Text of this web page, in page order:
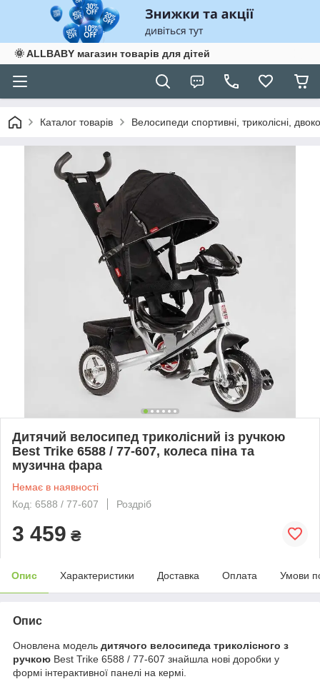
🌞 ALLBABY магазин товарів для дітей
Каталог товарів Велосипеди спортивні, триколісні,
Дитячий велосипед триколісний із ручкою
Best Trike 6588 / 77-607, колеса піна та
музична фара
Немає в наявності
Код: 6588 / 77-607
Роздріб
3 459 ₴
Опис Характеристики Доставка Оплата Умови
Опис
Оновлена модель дитячого велосипеда триколісного з
ручкою Best Trike 6588 / 77-607 знайшла нові доробки у
формі інтерактивної панелі на кермі.